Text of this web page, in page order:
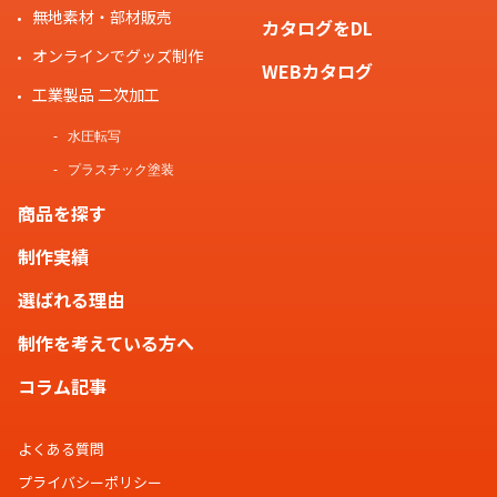
無地素材・部材販売
オンラインでグッズ制作
工業製品 二次加工
水圧転写
プラスチック塗装
商品を探す
制作実績
選ばれる理由
制作を考えている方へ
コラム記事
カタログをDL
WEBカタログ
よくある質問
プライバシーポリシー